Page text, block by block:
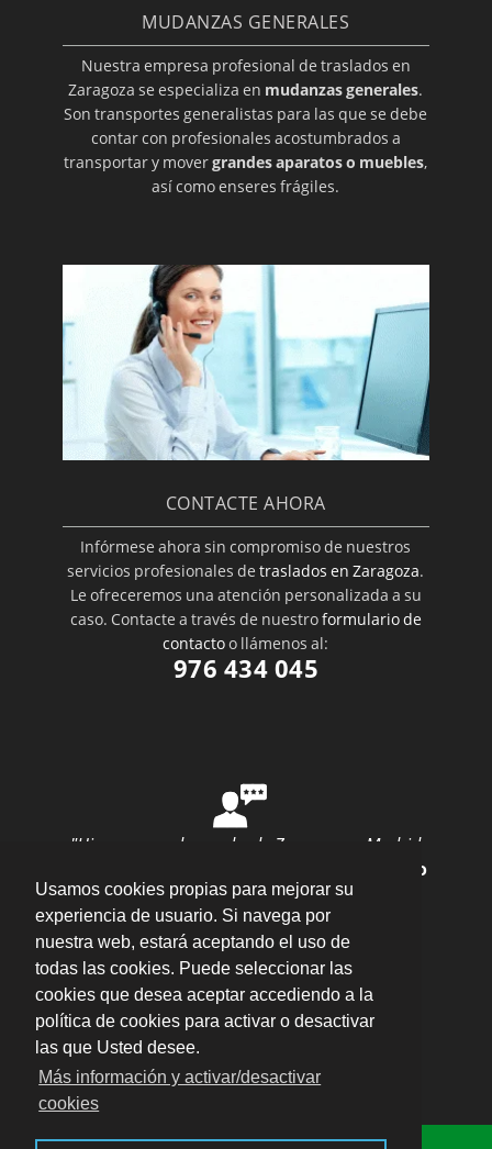
Usamos cookies propias para mejorar su
experiencia de usuario. Si navega por
nuestra web, estará aceptando el uso de
todas las cookies. Puede seleccionar las
cookies que desea aceptar accediendo a la
política de cookies para activar o desactivar
las que Usted desee.
Más información y activar/desactivar
cookies
MUDANZAS GENERALES
Nuestra empresa profesional de traslados en
Zaragoza se especializa en mudanzas generales.
Son transportes generalistas para las que se debe
contar con profesionales acostumbrados a
transportar y movergrandes aparatos o muebles,
así como enseres frágiles.
CONTACTE AHORA
Infórmese ahora sin compromiso de nuestros
servicios profesionales detraslados en Zaragoza.
Le ofreceremos una atención personalizada a su
caso. Contacte a través de nuestroformulario de
contactoo llámenos al:
976 434 045
"Hice una mudanza desde Zaragoza a Madrid
Ana Rubio
valoración 10/10
Enviar opinión
Plaza del Pilar, 16 Entlo. Oficina 5, 50003 –
Aviso legal · LSSI · Política de cookies · Política